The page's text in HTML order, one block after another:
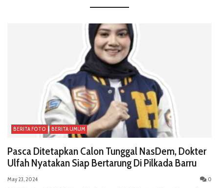
BERITA FOTO BERITA UMUM
Pasca Ditetapkan Calon Tunggal NasDem, Dokter
Ulfah Nyatakan Siap Bertarung Di Pilkada Barru
May 23, 2024 0